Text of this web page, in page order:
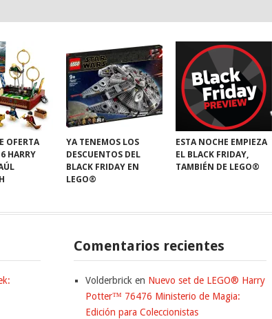
OFERTA
HARRY
YA TENEMOS LOS
DESCUENTOS DEL
BLACK FRIDAY EN
LEGO®
ESTA NOCHE EMPIEZA
EL BLACK FRIDAY,
TAMBIÉN DE LEGO®
Comentarios recientes
Volderbricken Nuevo set de LEGO® Harry
Potter™ 76476 Ministerio de Magia:
Edición para Coleccionistas